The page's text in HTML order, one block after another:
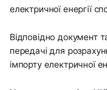
електричної енергії
Відповідно документ
передачі для
імпорту електричної